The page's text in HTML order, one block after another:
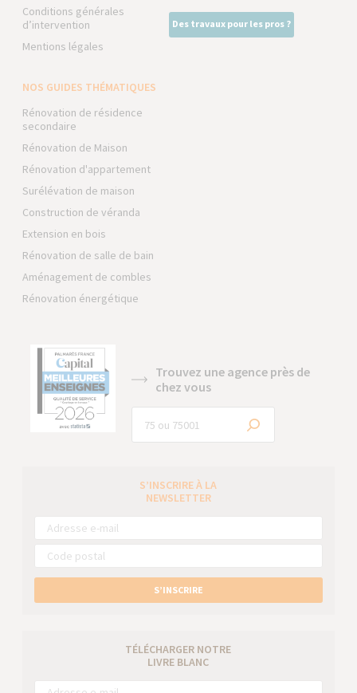
Conditions générales
d’intervention
Mentions légales
Des travaux pour les pros ?
NOS GUIDES THÉMATIQUES
Rénovation de résidence
secondaire
Rénovation de Maison
Rénovation d'appartement
Surélévation de maison
Construction de véranda
Extension en bois
Rénovation de salle de bain
Aménagement de combles
Rénovation énergétique
Trouvez une agence près de
chez vous
S’INSCRIRE À LA
NEWSLETTER
S’INSCRIRE
TÉLÉCHARGER NOTRE
LIVRE BLANC